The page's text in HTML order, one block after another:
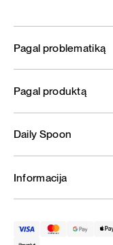
Pagal problematiką
Pagal produktą
Daily Spoon
Informacija